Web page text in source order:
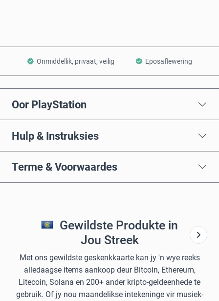
Onmiddellik, privaat, veilig Eposaflewering
Oor PlayStation
Hulp & Instruksies
Terme & Voorwaardes
Gewildste Produkte in
Jou Streek
Met ons gewildste geskenkkaarte kan jy 'n wye reeks
alledaagse items aankoop deur Bitcoin, Ethereum,
Litecoin, Solana en 200+ ander kripto-geldeenhede te
gebruik. Of jy nou maandelikse intekeninge vir musiek-